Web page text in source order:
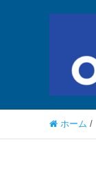
ホーム /